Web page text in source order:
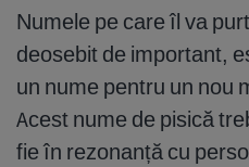
Numele pe care îl va
deosebit de important,
un nume pentru un nou
Acest nume de pisică
fie în rezonanță cu